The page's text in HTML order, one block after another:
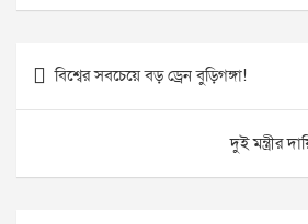
Post
navigation
বিশ্বের সবচেয়ে বড় ড্রেন বুড়িগঙ্গা!
দুই মন্ত্রীর